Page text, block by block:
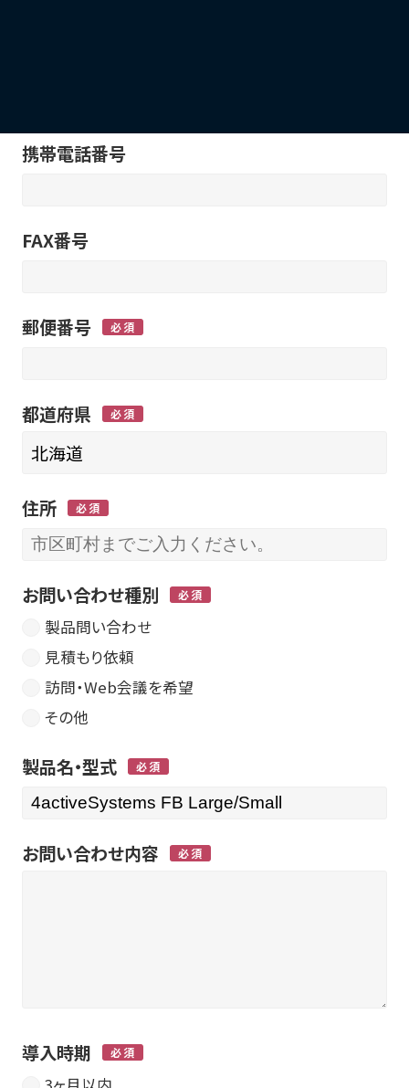
携帯電話番号
FAX番号
郵便番号
都道府県
住所
お問い合わせ種別
製品問い合わせ
見積もり依頼
訪問・Web会議を希望
その他
製品名・型式
お問い合わせ内容
導入時期